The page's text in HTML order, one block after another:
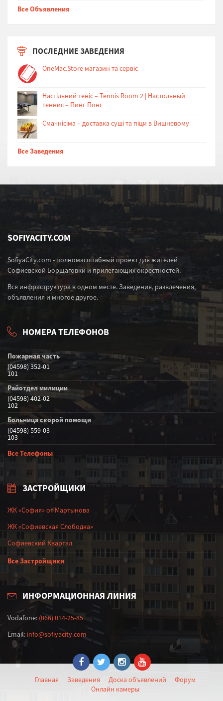
Все Объявления
ПОСЛЕДНИЕ ЗАВЕДЕНИЯ
OneMac.Store магазин та сервіс
Настільний теніс – Tennis Room 2 | Настольный
теннис – Пинг Понг
Cмачнісіма – доставка суші та піци в Вишневому
Все Заведения
SOFIYACITY.COM
SofiyaCity.com - полномасштабный проект для жителей
Софиевской Борщаговки и прилегающих окрестностей.
Вся инфраструктура в одном месте. Заведения, развлечения,
объявления и многое другое.
НОМЕРА ТЕЛЕФОНОВ
Пожарная часть
(04598) 352-01
101
Райотдел милиции
(04598) 402-02
102
Больница скорой помощи
(04598) 559-03
103
Все Телефоны
ЗАСТРОЙЩИКИ
ЖК «София» от Мартынова
ЖК «Софиевская Слободка»
Софиевский Квартал
Все Застройщики
ИНФОРМАЦИОННАЯ ЛИНИЯ
Vodafone: (066) 014-25-85
Email: info@sofiyacity.com
Главная Заведения Доска объявлений
Форум
Онлайн камеры